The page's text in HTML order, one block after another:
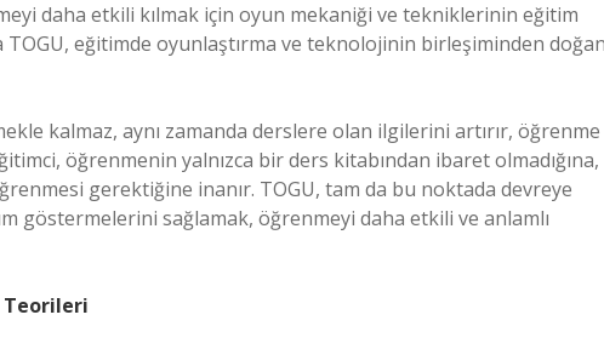
daha etkili kılmak için oyun mekaniği ve tekniklerinin eğitim
eğitimde oyunlaştırma ve teknolojinin birleşiminden
kalmaz, aynı zamanda derslere olan ilgilerini artırır, öğrenme
öğrenmenin yalnızca bir ders kitabından ibaret olmadığına,
gerektiğine inanır. TOGU, tam da bu noktada devreye
göstermelerini sağlamak, öğrenmeyi daha etkili ve anlamlı
Teorileri